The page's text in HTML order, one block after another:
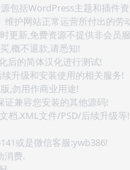
包括WordPress主题和插件
护网站正常运营所付出的劳
更新,免费资源不提供非会员
,概不退款,请悉知!
后的简体汉化进行测试!
升级和安装使用的相关服务!
,勿用作商业用途!
证兼容您安装的其他源码!
档.XML文件/PSD/后续升级等!
或是微信客服:ywb386!
消费.